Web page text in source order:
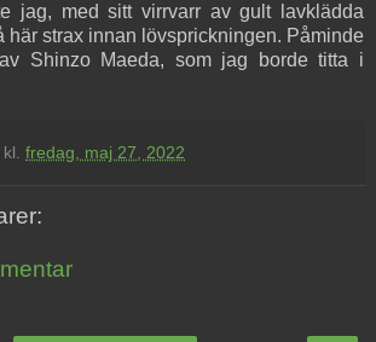
jag, med sitt virrvarr av gult lavklädda
här strax innan lövsprickningen. Påminde
Shinzo Maeda, som jag borde titta i
kl. fredag, maj 27, 2022